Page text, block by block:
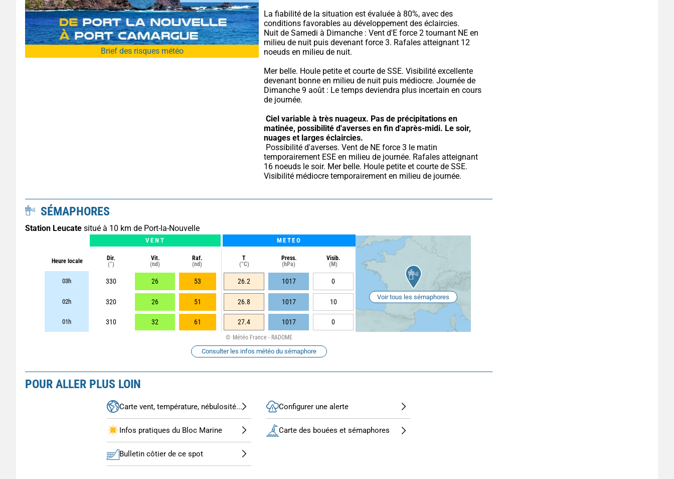
Brief des risques météo
La fiabilité de la situation est évaluée à 80%, avec des
conditions favorables au développement des éclaircies.
Nuit de Samedi à Dimanche : Vent d'E force 2 tournant NE en
milieu de nuit puis devenant force 3. Rafales atteignant 12
noeuds en milieu de nuit.
Mer belle. Houle petite et courte de SSE. Visibilité excellente
devenant bonne en milieu de nuit puis médiocre. Journée de
Dimanche 9 août : Le temps deviendra plus incertain en cours
de journée.
Ciel variable à très nuageux. Pas de précipitations en
matinée, possibilité d'averses en fin d'après-midi. Le soir,
nuages et larges éclaircies.
temporairement ESE en milieu de journée. Rafales atteignant
16 noeuds le soir. Mer belle. Houle petite et courte de SSE.
Visibilité médiocre temporairement en milieu de journée.
SÉMAPHORES
Station Leucate situé à 10 km de Port-la-Nouvelle
VENT METEO
Heure locale
Dir.
(°)
Vit.
(nd)
Raf.
(nd)
T
(°C)
Press.
(hPa)
Visib.
(M)
03h 330 26 53 26.2 1017 0
02h 320 26 51 26.8 1017 10
01h 310 32 61 27.4 1017 0
Voir tous les sémaphores
Météo France - RADOME
Consulter les infos météo du sémaphore
POUR ALLER PLUS LOIN
Carte vent, température, nébulosité...
Infos pratiques du Bloc Marine
Bulletin côtier de ce spot
Configurer une alerte
Carte des bouées et sémaphores